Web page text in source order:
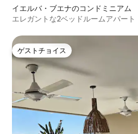
イエルバ・ブエナのコンドミニアム
エレガントな2ベッドルームアパート
ゲストチョイス
ゲストチョイス